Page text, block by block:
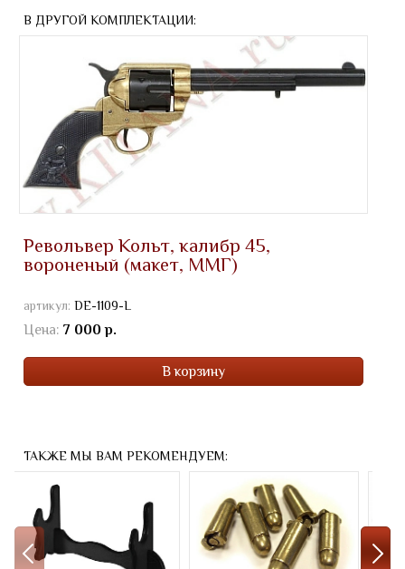
В ДРУГОЙ КОМПЛЕКТАЦИИ:
Револьвер Кольт, калибр 45,
вороненый (макет, ММГ)
артикул: DE-1109-L
Цена: 7 000 р.
В корзину
ТАКЖЕ МЫ ВАМ РЕКОМЕНДУЕМ: